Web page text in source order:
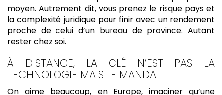
moyen. Autrement dit, vous prenez le risque pays et
la complexité juridique pour finir avec un rendement
proche de celui d’un bureau de province. Autant
rester chez soi.
À DISTANCE, LA CLÉ N’EST PAS LA
TECHNOLOGIE MAIS LE MANDAT
On aime beaucoup, en Europe, imaginer qu’une